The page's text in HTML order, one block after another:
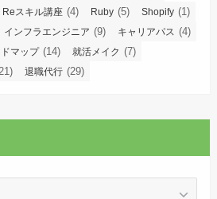
Reスキル講座 (4) Ruby (5) Shopify (1)
インフラエンジニア (9) キャリアパス (4)
マップ(14) 就活メイク (7)
退職代行 (29)